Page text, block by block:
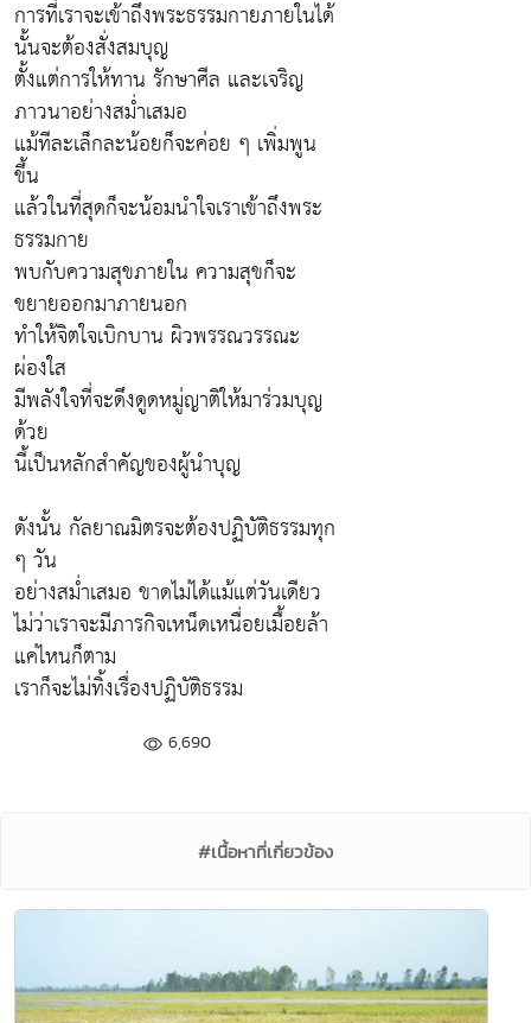
การที่เราจะเข้าถึงพระธรรมกายภายในได้
นั้นจะต้องสั่งสมบุญ
ตั้งแต่การให้ทาน รักษาศีล และเจริญ
ภาวนาอย่างสม่ำเสมอ
แม้ทีละเล็กละน้อยก็จะค่อย ๆ เพิ่มพูน
ขึ้น
แล้วในที่สุดก็จะน้อมนำใจเราเข้าถึงพระ
ธรรมกาย
พบกับความสุขภายใน ความสุขก็จะ
ขยายออกมาภายนอก
ทำให้จิตใจเบิกบาน ผิวพรรณวรรณะ
ผ่องใส
มีพลังใจที่จะดึงดูดหมู่ญาติให้มาร่วมบุญ
ด้วย
นี้เป็นหลักสำคัญของผู้นำบุญ
ดังนั้น กัลยาณมิตรจะต้องปฏิบัติธรรมทุก
ๆ วัน
อย่างสม่ำเสมอ ขาดไม่ได้แม้แต่วันเดียว
ไม่ว่าเราจะมีภารกิจเหน็ดเหนื่อยเมื้อยล้า
แค่ไหนก็ตาม
เราก็จะไม่ทิ้งเรื่องปฏิบัติธรรม
6,690
#เนื้อหาที่เกี่ยวข้อง